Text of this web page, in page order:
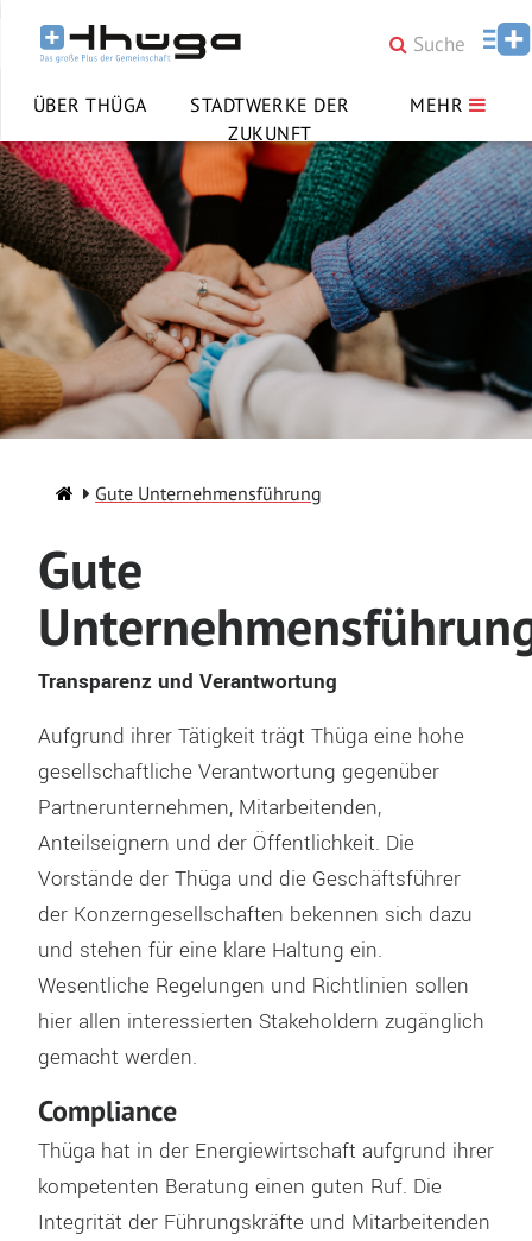
ÜBER THÜGA
STADTWERKE DER
ZUKUNFT
MEHR
Gute Unternehmensführung
Gute
Transparenz und Verantwortung
Aufgrund ihrer Tätigkeit trägt Thüga eine hohe
gesellschaftliche Verantwortung gegenüber
Partnerunternehmen, Mitarbeitenden,
Anteilseignern und der Öffentlichkeit. Die
Vorstände der Thüga und die Geschäftsführer
der Konzerngesellschaften bekennen sich dazu
und stehen für eine klare Haltung ein.
Wesentliche Regelungen und Richtlinien sollen
hier allen interessierten Stakeholdern zugänglich
gemacht werden.
Compliance
Thüga hat in der Energiewirtschaft aufgrund ihrer
kompetenten Beratung einen guten Ruf. Die
Integrität der Führungskräfte und Mitarbeitenden